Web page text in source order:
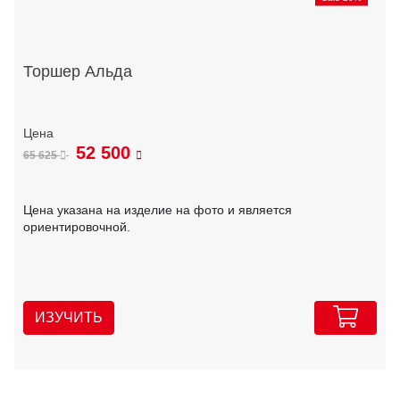
Торшер Альда
65 625 52 500
Цена указана на изделие на фото и является
ориентировочной.
ИЗУЧИТЬ